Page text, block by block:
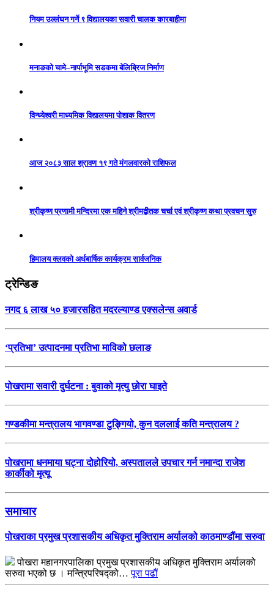
नियम उल्लंघन गर्ने ९ विद्यालयका सवारी चालक कारबाहीमा
मनाङको चामे–नार्पाभूमि सडकमा बेलिब्रिज निर्माण
विन्ध्येश्वरी माध्यमिक विद्यालयमा पोशाक वितरण
आज २०८३ साल श्रावण १९ गते मंगलवारको राशिफल
श्रीकृष्ण प्रणामी मन्दिरमा एक महिने श्रीमद्बीतक चर्चा एवं श्रीकृष्ण कथा प्रवचन सुरु
हिमालय क्लवको अर्धबार्षिक कार्यक्रम सार्वजनिक
ट्रेन्डिङ
नगद ६ लाख ५० हजारसहित मदरल्याण्ड एक्सलेन्स अवार्ड
‘प्रतिभा’ उत्पादनमा प्रतिभा माविको छलाङ
पोखरामा सवारी दुर्घटना : बुवाको मृत्यु छोरा घाइते
गण्डकीमा मन्त्रालय भागवण्डा टुङ्गियो, कुन दललाई कति मन्त्रालय ?
पोखरामा धनमाया घट्ना दोहोरियो, अस्पतालले उपचार गर्न नमान्दा राजेश
कार्कीको मृत्यू
समाचार
पोखराका प्रमुख प्रशासकीय अधिकृत मुक्तिराम अर्यालको काठमाण्डौंमा सरुवा
पोखरा महानगरपालिका प्रमुख प्रशासकीय अधिकृत मुक्तिराम अर्यालको
सरुवा भएको छ । मन्त्रिपरिषद्को…पूरा पढौं